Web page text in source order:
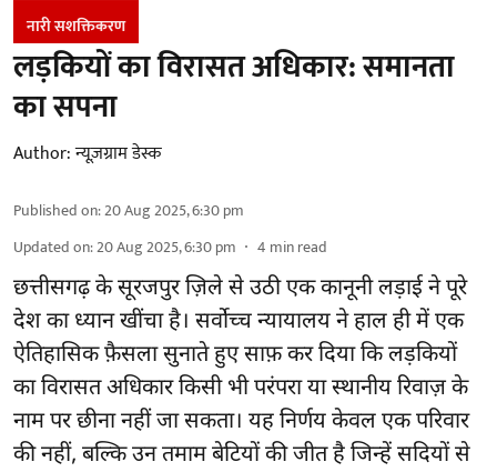
नारी सशक्तिकरण
लड़कियों का विरासत अधिकार: समानता
का सपना
Author:न्यूज़ग्राम डेस्क
Published on:20 Aug 2025, 6:30 pm
Updated on:20 Aug 2025, 6:30 pm 4 min read
छत्तीसगढ़ के सूरजपुर ज़िले से उठी एक कानूनी लड़ाई ने पूरे
देश का ध्यान खींचा है। सर्वोच्च न्यायालय ने हाल ही में एक
ऐतिहासिक फ़ैसला सुनाते हुए साफ़ कर दिया कि लड़कियों
का विरासत अधिकार किसी भी परंपरा या स्थानीय रिवाज़ के
नाम पर छीना नहीं जा सकता। यह निर्णय केवल एक परिवार
की नहीं, बल्कि उन तमाम बेटियों की जीत है जिन्हें सदियों से